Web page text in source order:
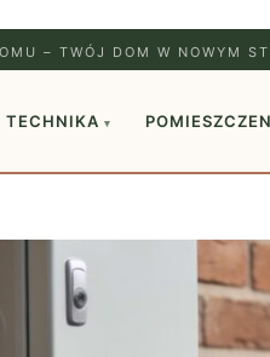
– TWÓJ DOM W NOWYM
TECHNIKA ▾